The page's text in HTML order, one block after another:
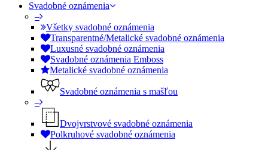
Svadobné oznámenia
–
Všetky svadobné oznámenia
Transparentné/Metalické svadobné oznámenia
Luxusné svadobné oznámenia
Svadobné oznámenia Emboss
Metalické svadobné oznámenia
Svadobné oznámenia s mašľou
–
Dvojvrstvové svadobné oznámenia
Polkruhové svadobné oznámenia